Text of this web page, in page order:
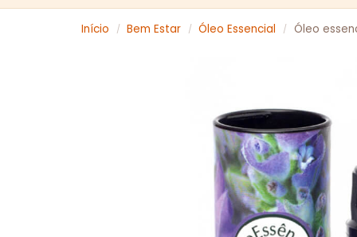
Início / Bem Estar / Óleo Essencial / Óleo